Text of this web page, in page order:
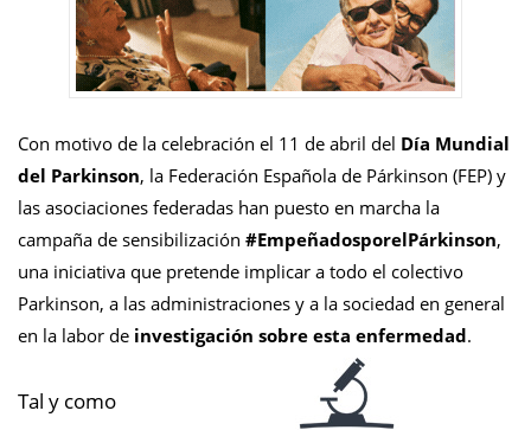
Con motivo de la celebración el 11 de abril del Día Mundial
del Parkinson, la Federación Española de Párkinson (FEP) y
las asociaciones federadas han puesto en marcha la
campaña de sensibilización #EmpeñadosporelPárkinson,
una iniciativa que pretende implicar a todo el colectivo
Parkinson, a las administraciones y a la sociedad en general
en la labor de investigación sobre esta enfermedad.
Tal y como